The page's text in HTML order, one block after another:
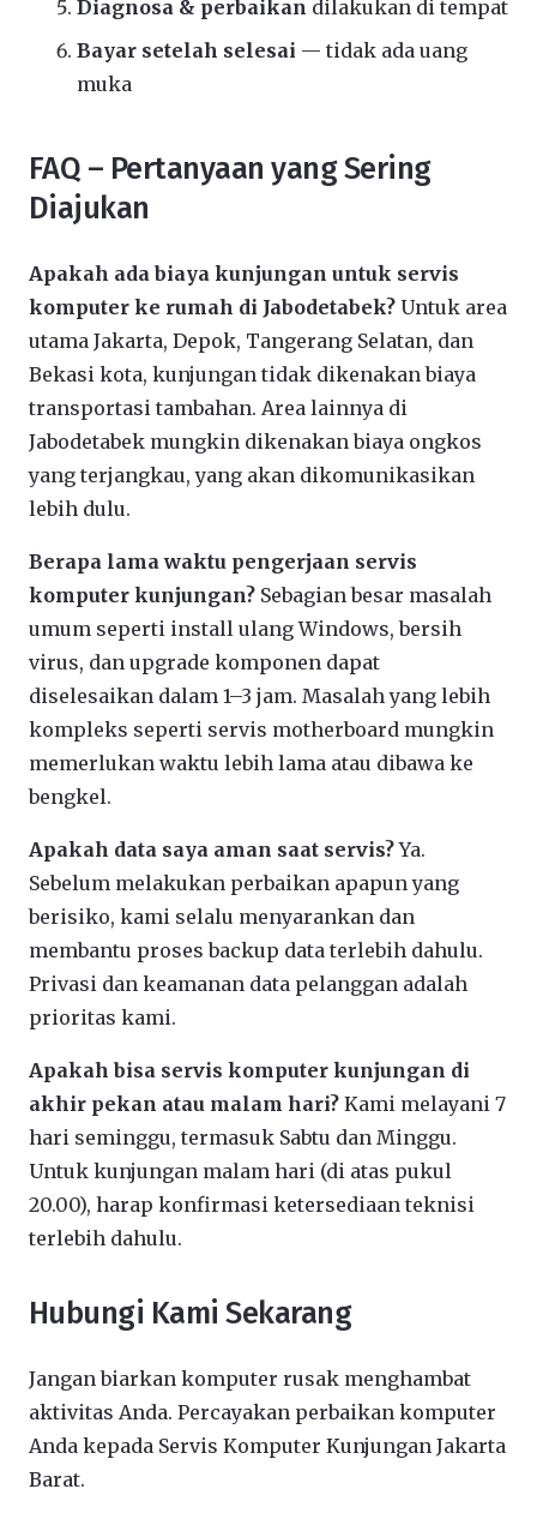
Diagnosa & perbaikan dilakukan di tempat
Bayar setelah selesai — tidak ada uang
muka
FAQ – Pertanyaan yang Sering
Diajukan
Apakah ada biaya kunjungan untuk servis
komputer ke rumah di Jabodetabek? Untuk area
utama Jakarta, Depok, Tangerang Selatan, dan
Bekasi kota, kunjungan tidak dikenakan biaya
transportasi tambahan. Area lainnya di
Jabodetabek mungkin dikenakan biaya ongkos
yang terjangkau, yang akan dikomunikasikan
lebih dulu.
Berapa lama waktu pengerjaan servis
komputer kunjungan? Sebagian besar masalah
umum seperti install ulang Windows, bersih
virus, dan upgrade komponen dapat
diselesaikan dalam 1–3 jam. Masalah yang lebih
kompleks seperti servis motherboard mungkin
memerlukan waktu lebih lama atau dibawa ke
bengkel.
Apakah data saya aman saat servis?Ya.
Sebelum melakukan perbaikan apapun yang
berisiko, kami selalu menyarankan dan
membantu proses backup data terlebih dahulu.
Privasi dan keamanan data pelanggan adalah
prioritas kami.
Apakah bisa servis komputer kunjungan di
akhir pekan atau malam hari? Kami melayani 7
hari seminggu, termasuk Sabtu dan Minggu.
Untuk kunjungan malam hari (di atas pukul
20.00), harap konfirmasi ketersediaan teknisi
terlebih dahulu.
Hubungi Kami Sekarang
Jangan biarkan komputer rusak menghambat
aktivitas Anda. Percayakan perbaikan komputer
Anda kepada Servis Komputer Kunjungan Jakarta
Barat.